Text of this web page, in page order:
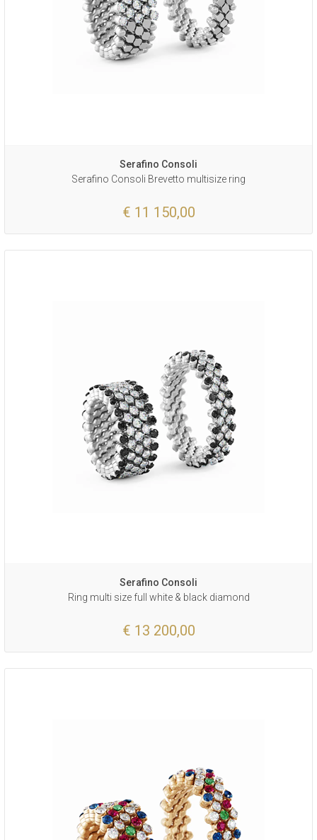
Serafino Consoli
Serafino Consoli Brevetto multisize ring
€ 11 150,00
Serafino Consoli
Ring multi size full white & black diamond
€ 13 200,00